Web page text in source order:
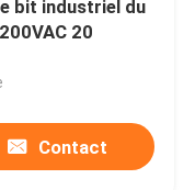
bientôt!
bit industriel du
20
Contact